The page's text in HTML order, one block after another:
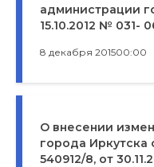
администрации
15.10.2012 № 031-
8 декабря 201500:00
О внесении
города Иркутска
540912/8, от